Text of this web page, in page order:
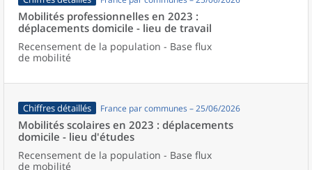
Mobilités professionnelles en 2023 :
déplacements domicile - lieu de travail
Recensement de la population - Base flux
de mobilité
Chiffres détaillés France par communes – 25/06/2026
Mobilités scolaires en 2023 : déplacements
domicile - lieu d'études
Recensement de la population - Base flux
de mobilité